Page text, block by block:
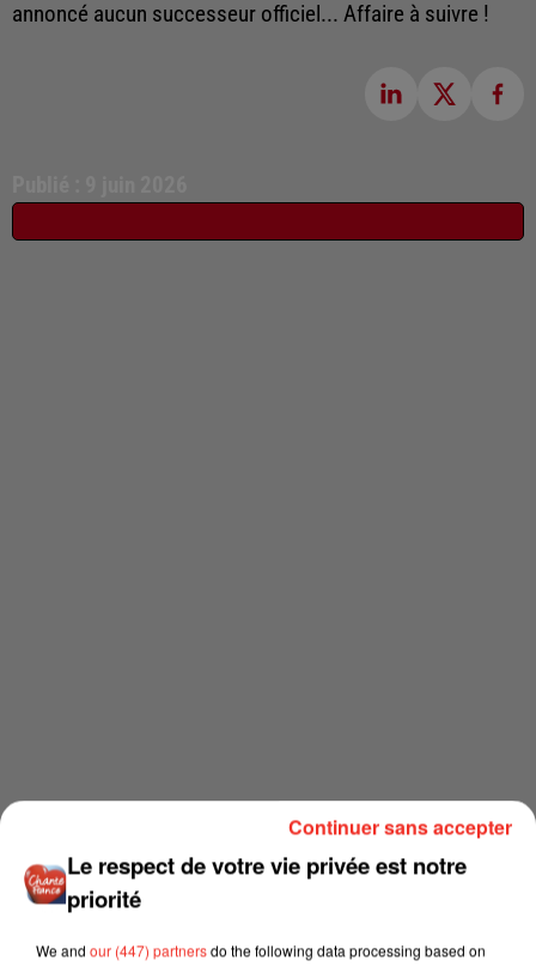
annoncé aucun successeur officiel... Affaire à suivre !
Le respect de votre vie privée est notre
priorité
We and our (447) partnersdo the following data processing based on
Continuer sans accepter